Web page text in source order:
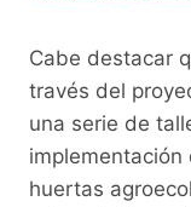
Cabe destacar
través del
una serie de
huertas